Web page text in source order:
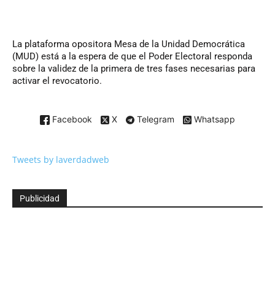
La plataforma opositora Mesa de la Unidad Democrática
(MUD) está a la espera de que el Poder Electoral responda
sobre la validez de la primera de tres fases necesarias para
activar el revocatorio.
Facebook X Telegram Whatsapp
Tweets by laverdadweb
Publicidad